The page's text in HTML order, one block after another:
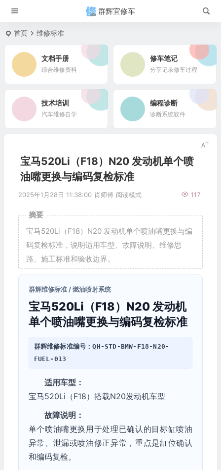
群辉宜修车
首页 维修标准
文档手册
综合维修资料
修车笔记
分享记录修车过程
技术培训
汽车维修自学
编程诊断
诊断系统软件
宝马520Li（F18）N20 发动机单个喷
油嘴更换与编码复检标准
2025年1月28日 11:38:00 肖师傅 117
阅读模式
摘要
宝马520Li（F18）N20 发动机单个喷油嘴更换与编
码复检标准，说明适用车型、故障说明、维修思
路、施工标准和验收边界。
群辉维修标准 / 燃油喷射系统
宝马520Li（F18）N20 发动机
单个喷油嘴更换与编码复检标准
群辉维修标准编号：QH-STD-BMW-F18-N20-
FUEL-013
适用车型：
宝马520Li（F18）搭载N20发动机车型
故障说明：
单个喷油嘴更换用于处理已确认的目标缸喷油
异常、泄漏或喷油修正异常，重点是缸位确认
和编码复检。